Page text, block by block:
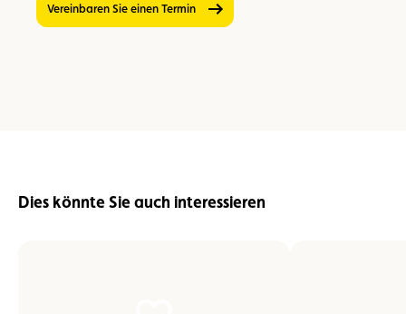
Vereinbaren Sie einen Termin
Dies könnte Sie auch interessieren